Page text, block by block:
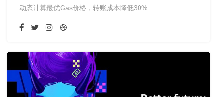
动态计算最优Gas价格，转账成本降低30%